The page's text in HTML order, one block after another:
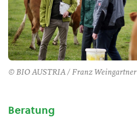
© BIO AUSTRIA / Franz Weingartner
Beratung